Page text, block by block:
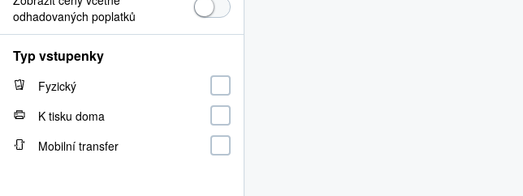
odhadovaných poplatků
Typ vstupenky
Fyzický
K tisku doma
Mobilní transfer